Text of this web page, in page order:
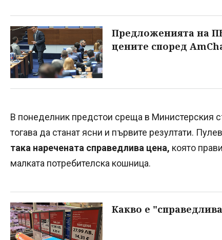
Предложенията на
цените според
В понеделник предстои среща в Министерския
тогава да станат ясни и първите резултати.
така наречената справедлива цена, която
малката потребителска кошница.
Какво е